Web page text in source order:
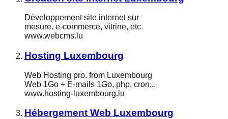
Développement site internet sur
mesure. e-commerce, vitrine, etc.
www.webcms.lu
Hosting Luxembourg
Web Hosting pro. from Luxembourg
Web 1Go + E-mails 1Go, php, cron,..
www.hosting-luxembourg.lu
Hébergement Web Luxembourg